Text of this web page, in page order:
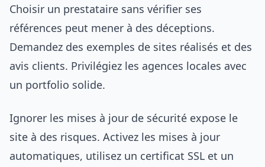
Choisir un prestataire sans vérifier ses
références peut mener à des déceptions.
Demandez des exemples de sites réalisés et des
avis clients. Privilégiez les agences locales avec
un portfolio solide.
Ignorer les mises à jour de sécurité expose le
site à des risques. Activez les mises à jour
automatiques, utilisez un certificat SSL et un